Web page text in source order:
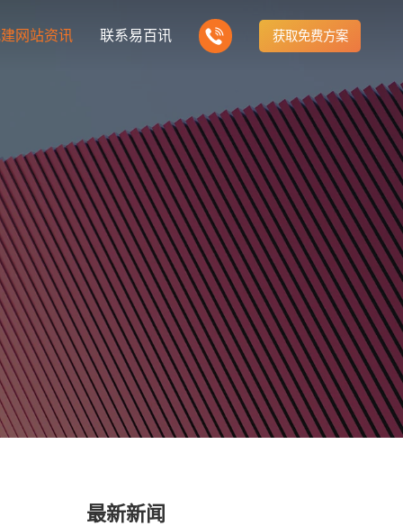
网站资讯 联系易百讯 获取免费方案
最新新闻